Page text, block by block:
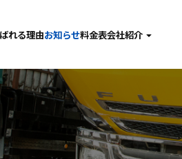
れる理由お知らせ料金表会社紹介
社長あいさつ
会社概要
採用情報